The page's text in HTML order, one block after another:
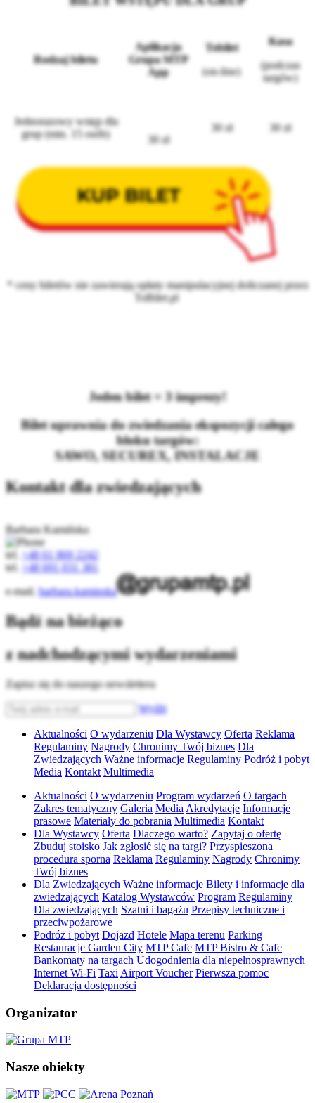
Rodzaj biletu
Aplikacja
Grupa MTP
App
Tobilet
(on-line)
Kasa
(podczas
targów)
Jednorazowy wstęp dla
grup (min. 15 osób)
30 zł
30 zł 30 zł
* ceny biletów nie zawierają opłaty manipulacyjnej doliczanej przez
ToBilet.pl
Jeden bilet = 3 imprezy!
Bilet uprawnia do zwiedzania ekspozycji całego
bloku targów:
SAWO, SECUREX, INSTALACJE
Kontakt dla zwiedzających
Barbara Kamińska
tel.
+48 61 869 2242
tel.
+48 691 031 381
e-mail. barbara.kaminska
Bądź na bieżąco
z nadchodzącymi wydarzeniami
Zapisz się do naszego newslettera
Wyślij
Aktualności O wydarzeniu Dla Wystawcy Oferta Reklama
Regulaminy Nagrody Chronimy Twój biznes Dla
Zwiedzających Ważne informacje Regulaminy Podróż i pobyt
Media Kontakt Multimedia
Aktualności O wydarzeniu Program wydarzeń O targach
Zakres tematyczny Galeria Media Akredytacje Informacje
prasowe Materiały do pobrania Multimedia Kontakt
Dla Wystawcy Oferta Dlaczego warto? Zapytaj o ofertę
Zbuduj stoisko Jak zgłosić się na targi? Przyspieszona
procedura sporna Reklama Regulaminy Nagrody Chronimy
Twój biznes
Dla Zwiedzających Ważne informacje Bilety i informacje dla
zwiedzających Katalog Wystawców Program Regulaminy
Dla zwiedzających Szatni i bagażu Przepisy techniczne i
przeciwpożarowe
Podróż i pobyt Dojazd Hotele Mapa terenu Parking
Restauracje Garden City MTP Cafe MTP Bistro & Cafe
Bankomaty na targach Udogodnienia dla niepełnosprawnych
Internet Wi-Fi Taxi Airport Voucher Pierwsza pomoc
Deklaracja dostępności
Organizator
Nasze obiekty